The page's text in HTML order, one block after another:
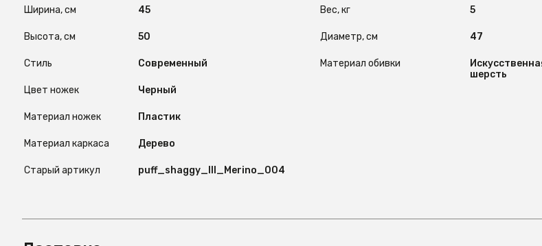
Ширина, см 45
Высота, см 50
Стиль Современный
Цвет ножек Черный
Материал ножек Пластик
Материал каркаса Дерево
Старый артикул puff_shaggy_III_Merino_004
Вес, кг 5
Диаметр, см 47
Материал обивки
шерсть